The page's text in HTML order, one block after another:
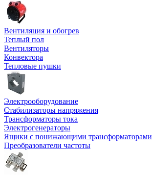
Вентиляция и обогрев
Теплый пол
Вентиляторы
Конвектора
Тепловые пушки
Электрооборудование
Стабилизаторы напряжения
Трансформаторы тока
Электрогенераторы
Ящики с понижающими трансформаторами
Преобразователи частоты